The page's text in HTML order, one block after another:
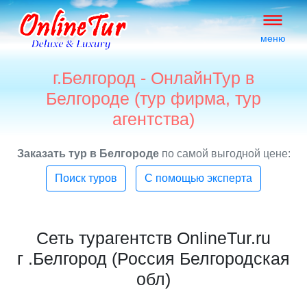
меню
г.Белгород - ОнлайнТур в
Белгороде (тур фирма, тур
агентства)
Заказать тур в Белгородепо самой выгодной цене:
Поиск туров С помощью эксперта
Сеть турагентств OnlineTur.ru
г .Белгород (Россия Белгородская
обл)